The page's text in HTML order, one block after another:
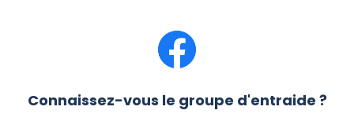
Connaissez-vous le groupe d'entraide ?